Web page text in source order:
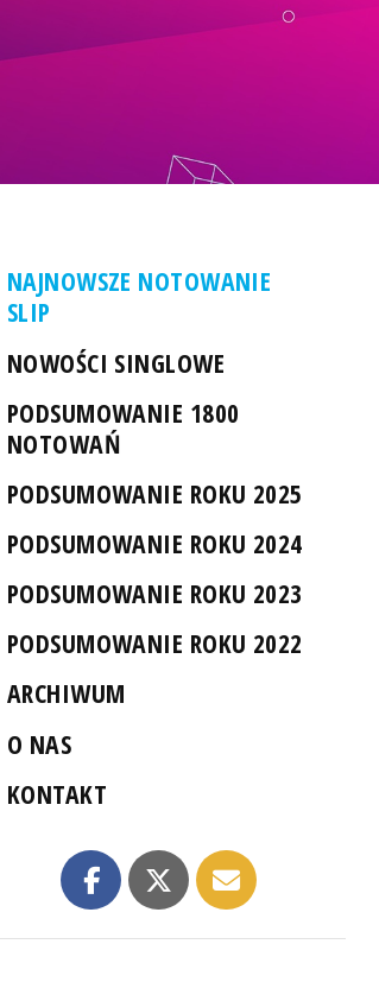
NAJNOWSZE NOTOWANIE
SLIP
NOWOŚCI SINGLOWE
PODSUMOWANIE 1800
NOTOWAŃ
PODSUMOWANIE ROKU 2025
PODSUMOWANIE ROKU 2024
PODSUMOWANIE ROKU 2023
PODSUMOWANIE ROKU 2022
ARCHIWUM
O NAS
KONTAKT